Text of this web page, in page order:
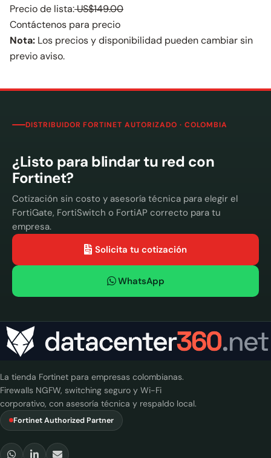
Precio de lista:US$149.00
Contáctenos para precio
Nota: Los precios y disponibilidad pueden cambiar sin
previo aviso.
DISTRIBUIDOR FORTINET AUTORIZADO · COLOMBIA
¿Listo para blindar tu red con
Fortinet?
Cotización sin costo y asesoría técnica para elegir el
FortiGate, FortiSwitch o FortiAP correcto para tu
empresa.
Solicita tu cotización
WhatsApp
La tienda Fortinet para empresas colombianas.
Firewalls NGFW, switching seguro y Wi-Fi
corporativo, con asesoría técnica y respaldo local.
Fortinet Authorized Partner